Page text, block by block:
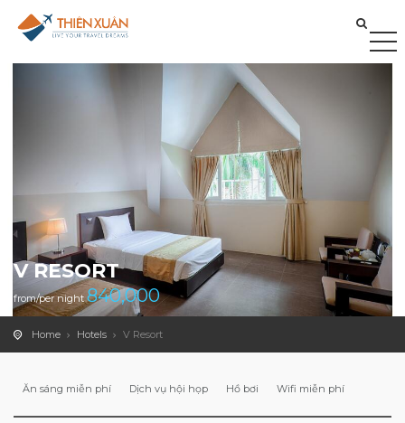
V RESORT
from/per night840,000
Home Hotels V Resort
Ăn sáng miễn phí Dịch vụ hội họp Hồ bơi Wifi miễn phí